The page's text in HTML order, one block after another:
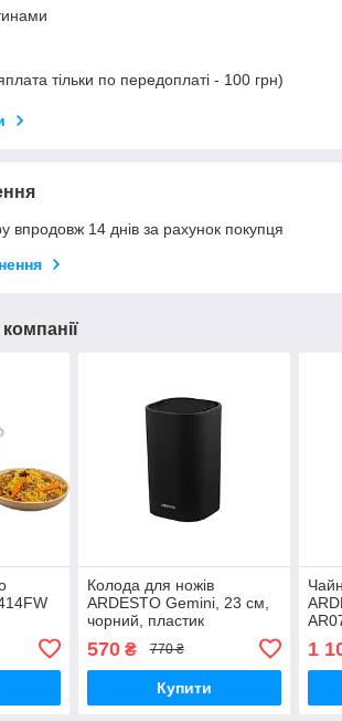
тільки по передоплаті - 100 грн)
впродовж 14 днів за рахунок покупця
Колода для ножів
ARDESTO Gemini, 23 см,
чорний, пластик
570₴ 770 ₴
Купити
1